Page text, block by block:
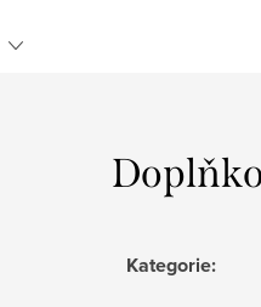
Kategorie: